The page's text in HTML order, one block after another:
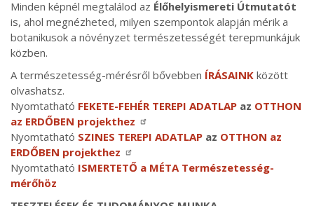
Minden képnél megtalálod az Élőhelyismereti Útmutatót
is, ahol megnézheted, milyen szempontok alapján mérik a
botanikusok a növényzet természetességét terepmunkájuk
közben.
A természetesség-mérésről bővebben ÍRÁSAINK között
olvashatsz.
Nyomtatható FEKETE-FEHÉR TEREPI ADATLAP az OTTHON
az ERDŐBEN projekthez
Nyomtatható SZINES TEREPI ADATLAP az OTTHON az
ERDŐBEN projekthez
Nyomtatható ISMERTETŐ a MÉTA Természetesség-
mérőhöz